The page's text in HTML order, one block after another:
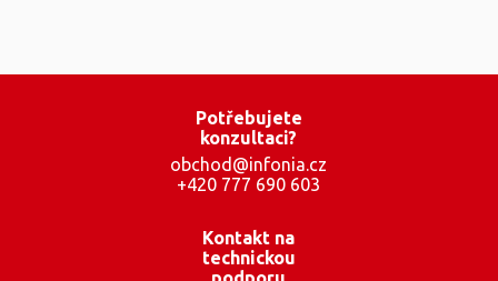
Potřebujete
konzultaci?
obchod@infonia.cz
+420 777 690 603
Kontakt na
technickou